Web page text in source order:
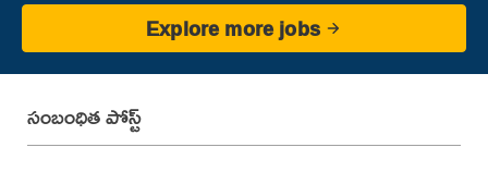
Explore more jobs
సంబంధిత పోస్ట్